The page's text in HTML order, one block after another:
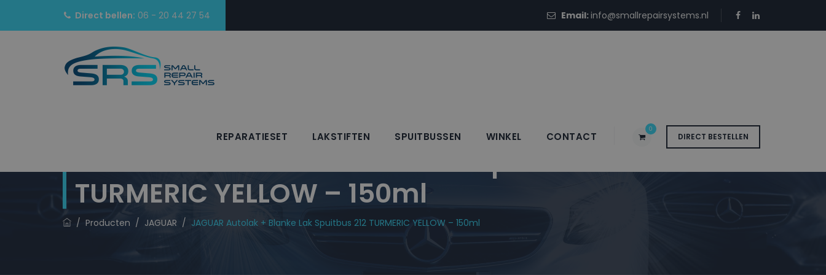
Direct bellen: 06 - 20 44 27 54 Email:info@smallrepairsystems.nl
DIRECT BESTELLEN
0
REPARATIESET LAKSTIFTEN SPUITBUSSEN WINKEL CONTACT
JAGUAR Autolak + Blanke Lak Spuitbus 212
TURMERIC YELLOW – 150ml
/ Producten / JAGUAR / JAGUAR Autolak + Blanke Lak Spuitbus 212 TURMERIC YELLOW – 150ml